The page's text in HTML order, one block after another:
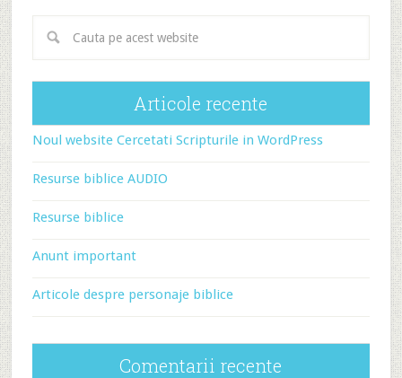
Articole recente
Noul website Cercetati Scripturile in WordPress
Resurse biblice AUDIO
Resurse biblice
Anunt important
Articole despre personaje biblice
Comentarii recente